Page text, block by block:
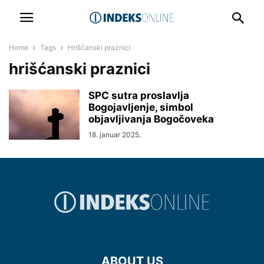
Home Tags Hrišćanski praznici
hrišćanski praznici
SPC sutra proslavlja
Bogojavljenje, simbol
objavljivanja Bogočoveka
18. januar 2025.
ABOUT US